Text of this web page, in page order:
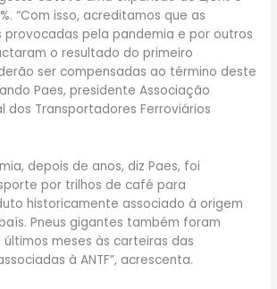
“Com isso, acreditamos que as
provocadas pela pandemia e por outros
o resultado do primeiro
ser compensadas ao término deste
Paes, presidente Associação
dos Transportadores Ferroviários
depois de anos, diz Paes, foi
por trilhos de café para
historicamente associado à origem
Pneus gigantes também foram
meses às carteiras das
à ANTF”, acrescenta.